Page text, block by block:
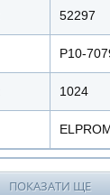
52297
Р10-
1024
ПОКАЗАТИ ЩЕ